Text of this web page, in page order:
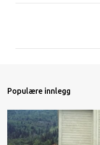
a
r
e
Populære innlegg